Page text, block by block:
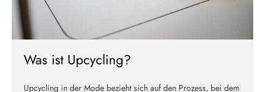
Was ist Upcycling?
Upcycling in der Mode bezieht sich auf den Prozess, bei dem